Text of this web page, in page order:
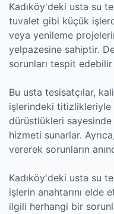
Kadıköy'deki usta su
tuvalet gibi küçük
veya yenileme
yelpazesine sahiptir.
sorunları tespit
Bu usta tesisatçılar,
işlerindeki titizlikleriyle
dürüstlükleri
hizmeti sunarlar.
vererek sorunların
Kadıköy'deki usta su
işlerin anahtarını elde
ilgili herhangi bir